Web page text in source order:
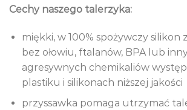
Cechy naszego talerzyka:
miękki, w 100% spożywczy silikon
bez ołowiu, ftalanów, BPA lub
agresywnych chemikaliów
plastiku i silikonach niższej jakości
przyssawka pomaga utrzymać